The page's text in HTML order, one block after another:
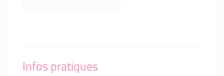
Infos pratiques